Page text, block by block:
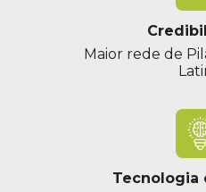
Maior rede de
Tecnologia